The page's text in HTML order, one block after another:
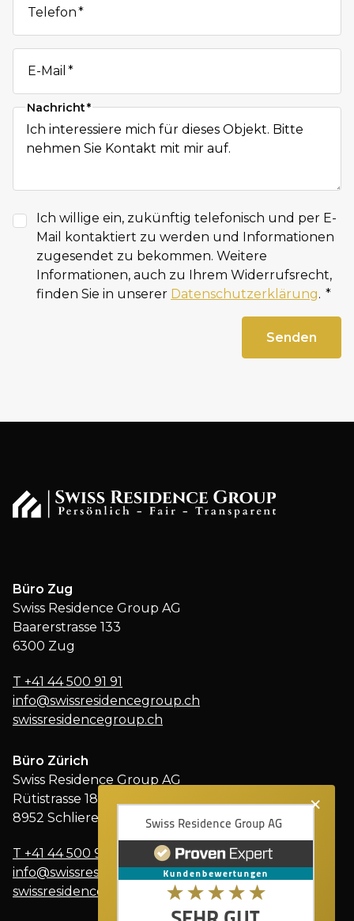
×
Telefon
E-Mail
Nachricht
Ich willige ein, zukünftig telefonisch und per E-
Mail kontaktiert zu werden und Informationen
zugesendet zu bekommen. Weitere
Informationen, auch zu Ihrem Widerrufsrecht,
finden Sie in unserer Datenschutzerklärung.
Senden
Büro Zug
Swiss Residence Group AG
Baarerstrasse 133
6300 Zug
T +41 44 500 91 91
info@swissresidencegroup.ch
swissresidencegroup.ch
Büro Zürich
Swiss Residence Group AG
Rütistrasse 18
8952 Schlieren
T +41 44 500 91 91
info@swissresidencegroup.ch
swissresidencegroup.ch